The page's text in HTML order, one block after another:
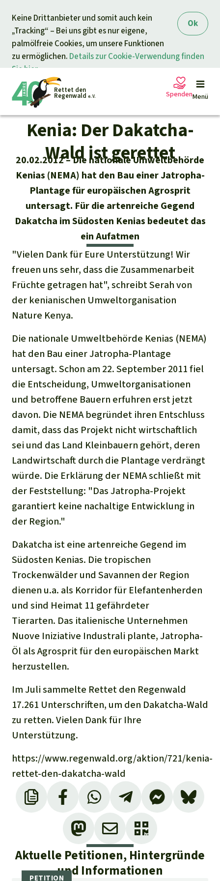
Ok
Keine Drittanbieter und somit auch kein
„Tracking“ – Bei uns gibt es nur eigene,
palmölfreie Cookies, um unsere Funktionen
zu ermöglichen. Details zur Cookie-Verwendung finden
Sie hier.
springen
Rettet den
Regenwald e. V. Menü
Petitionen
Projekte
Informieren
Aktuelles
Erfolge
Alle News
Kids
Unsere Themen
Der Regenwald
Klima
Schutzgebiete
Palmöl
Biokraftstoff
Tropenholz
Aluminium
Gold
Fleisch und Soja
Wilderei
Staudämme
Straßen
Zement und Beton
Regenwald Report
Aktuelle Ausgabe
04/2025
03/2025
02/2025
01/2025
Ältere Ausgaben
Erfolge
Shop
Überuns
Über uns
Der Verein
40 Jahre Vereins­geschichte
Häufige Fragen
Jahresberichte
Stiftung
Kontakt
Transparenz
Medien
Presse
Presse-Echo
Widget einbinden
Banner einbinden
Freianzeigen
Suche
Deutsch
English
Español
Français
Italiano
Português
Indonesia
Spenden
Ihre Spende hilft
Dringender Spendenaufruf
Regenwald-Urkunden
Fragen & Antworten
Testament
Spendenkonto
Regenwald e. V.
DE11 43060967 2025 054100
GENODEM1GLS
GLS Bank
IBAN kopieren
Spenden für ein Thema
Tierschutz
Waldschutz
Schutz von Indigenen
Spenden für eine Region
Südostasien
Afrika
Kenia: Der Dakatcha-
Wald ist gerettet
20.02.2012
Die nationale Umweltbehörde
Kenias (NEMA) hat den Bau einer Jatropha-
Plantage für europäischen Agrosprit
untersagt. Für die artenreiche Gegend
Dakatcha im Südosten Kenias bedeutet das
ein Aufatmen
"Vielen Dank für Eure Unterstützung! Wir
freuen uns sehr, dass die Zusammenarbeit
Früchte getragen hat", schreibt Serah von
der kenianischen Umweltorganisation
Nature Kenya.
Die nationale Umweltbehörde Kenias (NEMA)
hat den Bau einer Jatropha-Plantage
untersagt. Schon am 22. September 2011 fiel
die Entscheidung, Umweltorganisationen
und betroffene Bauern erfuhren erst jetzt
davon. Die NEMA begründet ihren Entschluss
damit, dass das Projekt nicht wirtschaftlich
sei und das Land Kleinbauern gehört, deren
Landwirtschaft durch die Plantage verdrängt
würde. Die Erklärung der NEMA schließt mit
der Feststellung: "Das Jatropha-Projekt
garantiert keine nachaltige Entwicklung in
der Region."
Dakatcha ist eine artenreiche Gegend im
Südosten Kenias. Die tropischen
Trockenwälder und Savannen der Region
dienen u.a. als Korridor für Elefantenherden
und sind Heimat 11 gefährdeter
Tierarten. Das italienische Unternehmen
Nuove Iniziative Industrali plante, Jatropha-
Öl als Agrosprit für den europäischen Markt
herzustellen.
Im Juli sammelte Rettet den Regenwald
17.261 Unterschriften, um den Dakatcha-Wald
zu retten. Vielen Dank für Ihre
Unterstützung.
https://www.regenwald.org/aktion/721/kenia-
rettet-den-dakatcha-wald
Aktuelle Petitionen, Hintergründe
und Informationen